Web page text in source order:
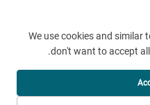
شاندونغ
شركة تشينغداو جياو باو للمواد الجديدة
محفوظة.
We use cookies and similar
don't want to accept